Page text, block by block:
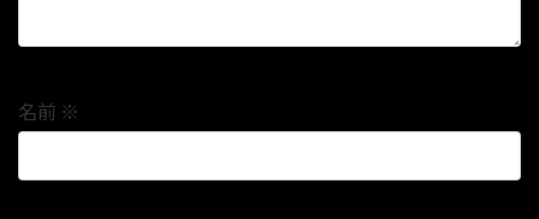
名前 ※